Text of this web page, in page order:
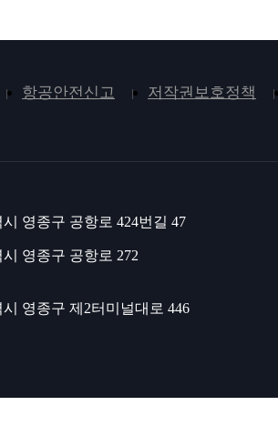
항공안전신고 저작권보호정책
시 영종구 공항로 424번길 47
시 영종구 공항로 272
시 영종구 제2터미널대로 446